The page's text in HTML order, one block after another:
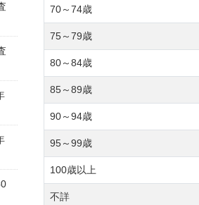
70～74歳
75～79歳
80～84歳
85～89歳
90～94歳
95～99歳
100歳以上
不詳